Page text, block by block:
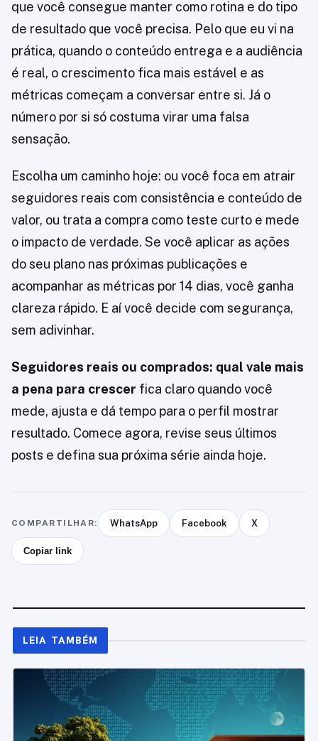
que você consegue manter como rotina e do tipo
de resultado que você precisa. Pelo que eu vi na
prática, quando o conteúdo entrega e a audiência
é real, o crescimento fica mais estável e as
métricas começam a conversar entre si. Já o
número por si só costuma virar uma falsa
sensação.
Escolha um caminho hoje: ou você foca em atrair
seguidores reais com consistência e conteúdo de
valor, ou trata a compra como teste curto e mede
o impacto de verdade. Se você aplicar as ações
do seu plano nas próximas publicações e
acompanhar as métricas por 14 dias, você ganha
clareza rápido. E aí você decide com segurança,
sem adivinhar.
Seguidores reais ou comprados: qual vale mais
a pena para crescer fica claro quando você
mede, ajusta e dá tempo para o perfil mostrar
resultado. Comece agora, revise seus últimos
posts e defina sua próxima série ainda hoje.
COMPARTILHAR: WhatsApp Facebook X
Copiar link
LEIA TAMBÉM